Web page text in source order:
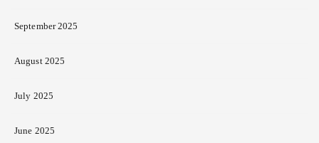
September 2025
August 2025
July 2025
June 2025